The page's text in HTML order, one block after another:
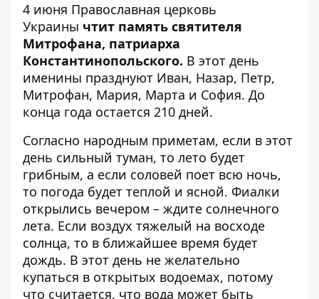
4 июня Православная церковь
Украины чтит память святителя
Митрофана, патриарха
Константинопольского. В этот день
именины празднуют Иван, Назар, Петр,
Митрофан, Мария, Марта и София. До
конца года остается 210 дней.
Согласно народным приметам, если в этот
день сильный туман, то лето будет
грибным, а если соловей поет всю ночь,
то погода будет теплой и ясной. Фиалки
открылись вечером – ждите солнечного
лета. Если воздух тяжелый на восходе
солнца, то в ближайшее время будет
дождь. В этот день не желательно
купаться в открытых водоемах, потому
что считается, что вода может быть